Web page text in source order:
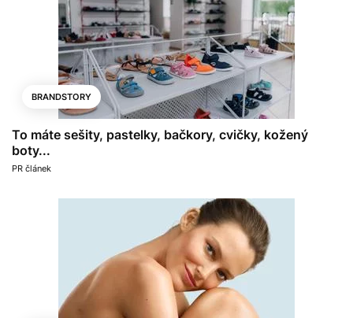
BRANDSTORY
To máte sešity, pastelky, bačkory, cvičky, kožený
boty...
PR článek